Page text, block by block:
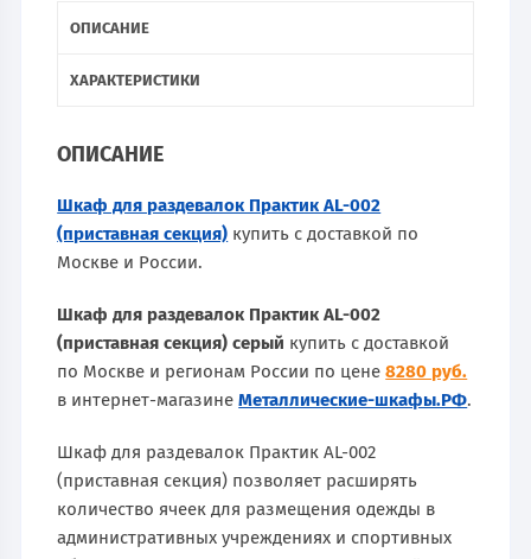
ОПИСАНИЕ
ХАРАКТЕРИСТИКИ
ОПИСАНИЕ
Шкаф для раздевалок Практик AL-002
(приставная секция) купить с доставкой по
Москве и России.
Шкаф для раздевалок Практик AL-002
(приставная секция) серый купить с доставкой
по Москве и регионам России по цене8280 руб.
в интернет-магазинеМеталлические-шкафы.РФ.
Шкаф для раздевалок Практик AL-002
(приставная секция) позволяет расширять
количество ячеек для размещения одежды в
административных учреждениях и спортивных